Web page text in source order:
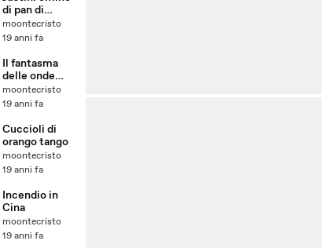
di pan di
zenzero
moontecristo
19 anni fa
Il fantasma
delle onde
elettromagne
tiche
moontecristo
19 anni fa
Cuccioli di
orango tango
moontecristo
19 anni fa
Incendio in
Cina
moontecristo
19 anni fa